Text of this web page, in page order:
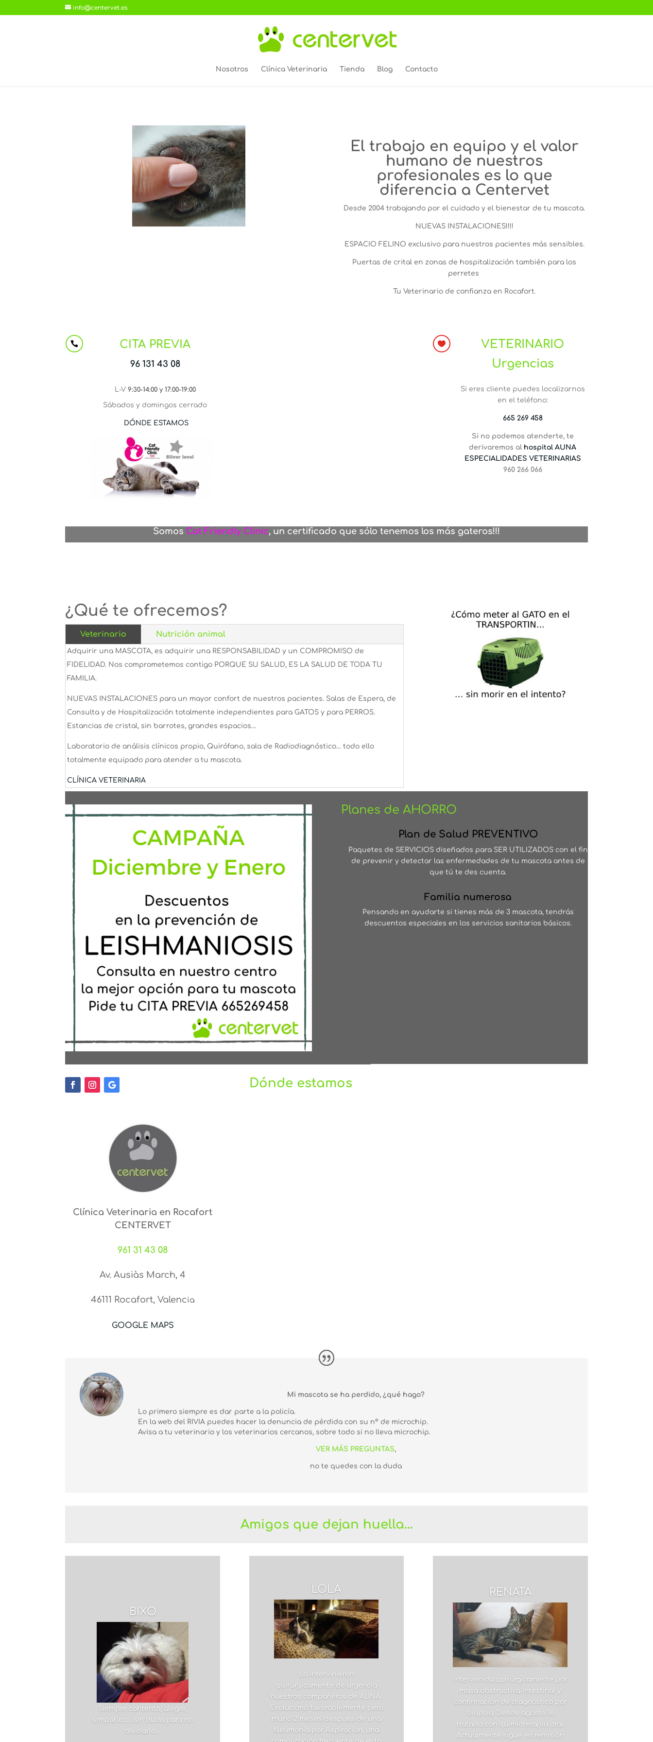
info@centervet.es
Nosotros Clínica Veterinaria Tienda Blog Contacto
El trabajo en equipo y el valor
humano de nuestros
profesionales es lo que
diferencia a Centervet
Desde 2004 trabajando por el cuidado y el bienestar de tu mascota.
NUEVAS INSTALACIONES!!!!
ESPACIO FELINO exclusivo para nuestros pacientes más sensibles.
Puertas de crital en zonas de hospitalización también para los
perretes
Tu Veterinario de confianza en Rocafort.
 CITA PREVIA
96 131 43 08
L-V 9:30-14:00 y 17:00-19:00
Sábados y domingos cerrado
DÓNDE ESTAMOS

VETERINARIO
Urgencias
Si eres cliente puedes localizarnos
en el teléfono:
665 269 458
Si no podemos atenderte, te
derivaremos al hospital AUNA
ESPECIALIDADES VETERINARIAS
960 266 066
Somos Cat Friendly Clinic, un certificado que sólo tenemos los más gateros!!!
¿Qué te ofrecemos?
Veterinario Nutrición animal
Adquirir una MASCOTA, es adquirir una RESPONSABILIDAD y un COMPROMISO de
FIDELIDAD. Nos comprometemos contigo PORQUE SU SALUD, ES LA SALUD DE TODA TU
FAMILIA.
NUEVAS INSTALACIONES para un mayor confort de nuestros pacientes. Salas de Espera, de
Consulta y de Hospitalización totalmente independientes para GATOS y para PERROS.
Estancias de cristal, sin barrotes, grandes espacios…
Laboratorio de análisis clínicos propio, Quirófano, sala de Radiodiagnóstico… todo ello
totalmente equipado para atender a tu mascota.
CLÍNICA VETERINARIA
Planes de AHORRO
Plan de Salud PREVENTIVO
Paquetes de SERVICIOS diseñados para SER UTILIZADOS con el fin
de prevenir y detectar las enfermedades de tu mascota antes de
que tú te des cuenta.
Familia numerosa
Pensando en ayudarte si tienes más de 3 mascota, tendrás
descuentos especiales en los servicios sanitarios básicos.
Dónde estamos
Clínica Veterinaria en Rocafort
CENTERVET
961 31 43 08
Av. Ausiàs March, 4
46111 Rocafort, Valencia
GOOGLE MAPS
Mi mascota se ha perdido, ¿qué hago?
Lo primero siempre es dar parte a la policía.
En la web del RIVIA puedes hacer la denuncia de pérdida con su nº de microchip.
Avisa a tu veterinario y los veterinarios cercanos, sobre todo si no lleva microchip.
VER MÁS PREGUNTAS,
no te quedes con la duda
Amigos que dejan huella…
BIXO
Siempre contento, alegre,
simpático… sin duda para no
olvidarlo…
LOLA
La intervinieron
quirúrgicamente de urgencia
nuestros compañeros de AUNA.
Evolucionó favorablemente pero
murió 2 meses después de una
Neumonía por Aspiración, una
RENATA
Intervenida quirúrgicamente por
masa obstructiva intestinal y
confirmación de diagnóstico por
biopsia. Desde agosto´16
tratada con quimioterapia oral.
Actualmente sigue en remisión